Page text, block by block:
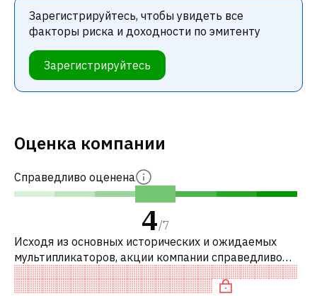
Зарегистрируйтесь, чтобы увидеть все
факторы риска и доходности по эмитенту
Зарегистрируйтесь
Оценка компании
Справедливо оценена
4/7
Исходя из основных исторических и ожидаемых
мультипликаторов, акции компании справедливо
оценены по сравнению с аналогичными компаниями.
В частности, акция справедливо оц